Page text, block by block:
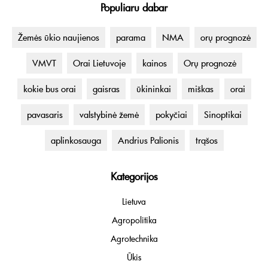
Populiaru dabar
Žemės ūkio naujienos parama NMA orų prognozė
VMVT Orai Lietuvoje kainos Orų prognozė
kokie bus orai gaisras ūkininkai miškas orai
pavasaris valstybinė žemė pokyčiai Sinoptikai
aplinkosauga Andrius Palionis trąšos
Kategorijos
Lietuva
Agropolitika
Agrotechnika
Ūkis